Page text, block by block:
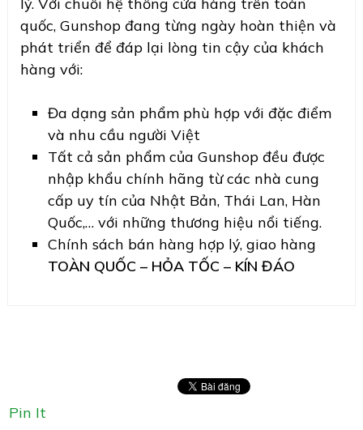
quốc, Gunshop đang từng ngày hoàn thiện và
phát triển để đáp lại lòng tin cậy của khách
hàng với:
Đa dạng sản phẩm phù hợp với đặc điểm
và nhu cầu người Việt
Tất cả sản phẩm của Gunshop đều được
nhập khẩu chính hãng từ các nhà cung
cấp uy tín của Nhật Bản, Thái Lan, Hàn
Quốc,… với những thương hiệu nổi tiếng.
Chính sách bán hàng hợp lý, giao hàng
TOÀN QUỐC – HỎA TỐC – KÍN ĐÁO
Pin It